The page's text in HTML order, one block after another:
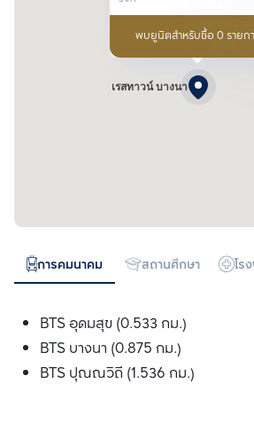
เรสทาวน์ บางนา
พบยูนิตสำหรับซื้อ 0 รายก
การคมนาคม สถานศึกษา โร
BTS อุดมสุข (0.533 กม.)
BTS บางนา (0.875 กม.)
BTS ปุณณวิถี (1.536 กม.)